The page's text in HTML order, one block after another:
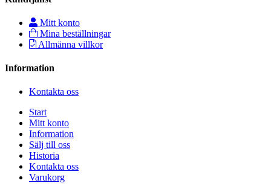
Mitt konto
Mina beställningar
Allmänna villkor
Information
Kontakta oss
Start
Mitt konto
Information
Sälj till oss
Historia
Kontakta oss
Varukorg